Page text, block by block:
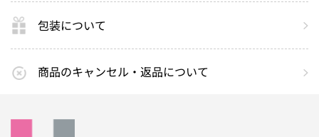
包装について
商品のキャンセル・返品について